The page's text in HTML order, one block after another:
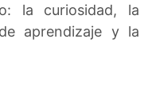
la curiosidad, la
aprendizaje y la